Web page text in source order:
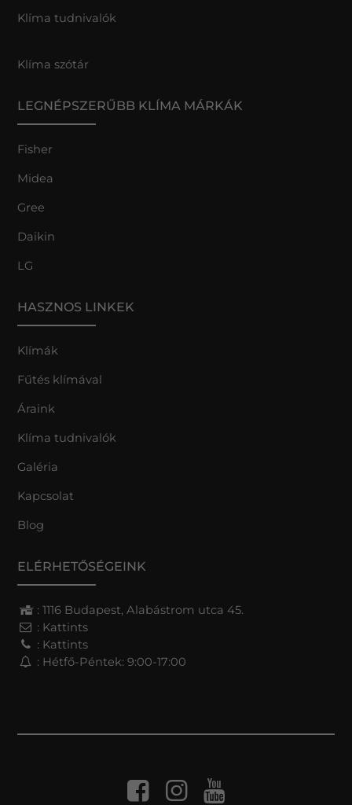
Klíma tudnivalók
Klíma szótár
LEGNÉPSZERŰBB KLÍMA MÁRKÁK
Fisher
Midea
Gree
Daikin
LG
HASZNOS LINKEK
Klímák
Fűtés klímával
Áraink
Klíma tudnivalók
Galéria
Kapcsolat
Blog
ELÉRHETŐSÉGEINK
: 1116 Budapest, Alabástrom utca 45.
: Kattints
: Kattints
: Hétfő-Péntek: 9:00-17:00